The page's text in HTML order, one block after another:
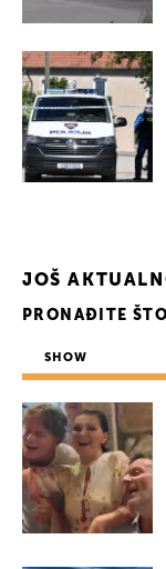
JOŠ
PRONAĐITE
SHOW